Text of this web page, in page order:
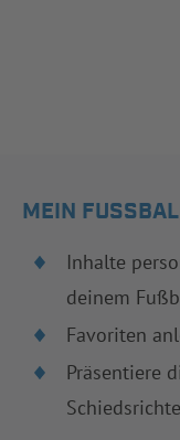
MEIN
Inhalte
deinem
Favoriten
Präsentiere